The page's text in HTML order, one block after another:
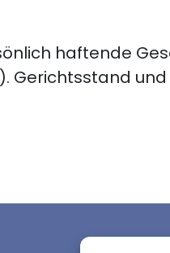
haftende
Gerichtsstand